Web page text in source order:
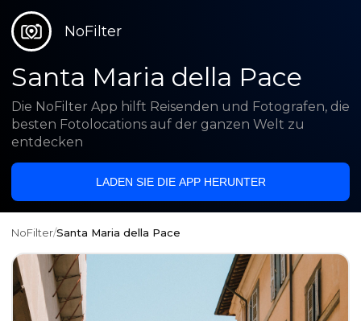
NoFilter
Santa Maria della Pace
Die NoFilter App hilft Reisenden und Fotografen, die
besten Fotolocations auf der ganzen Welt zu
entdecken
LADEN SIE DIE APP HERUNTER
NoFilter/Santa Maria della Pace